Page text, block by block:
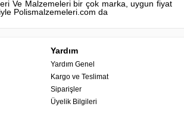
Ve Malzemeleri bir çok marka, uygun fiyat
Polismalzemeleri.com da
Yardım
Yardım Genel
Kargo ve Teslimat
Siparişler
Üyelik Bilgileri